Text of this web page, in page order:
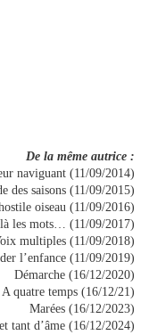
De la même autrice :
naviguant (11/09/2014)
des saisons (11/09/2015)
oiseau (11/09/2016)
les mots… (11/09/2017)
multiples (11/09/2018)
l’enfance (11/09/2019)
Démarche (16/12/2020)
A quatre temps (16/12/21)
Marées (16/12/2023)
tant d’âme (16/12/2024)